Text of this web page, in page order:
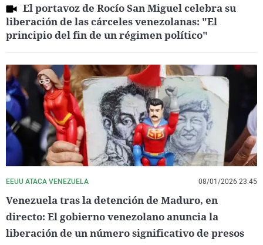
El portavoz de Rocío San Miguel celebra su
liberación de las cárceles venezolanas: "El
principio del fin de un régimen político"
EEUU ATACA VENEZUELA 08/01/2026 23:45
Venezuela tras la detención de Maduro, en
directo: El gobierno venezolano anuncia la
liberación de un número significativo de presos